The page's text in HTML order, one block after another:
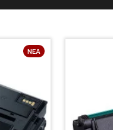
ΝΈΑ